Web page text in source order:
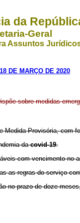
da
Geral
Assuntos
DE MARÇO DE 2020
sobre medidas
Medida Provisória, com
dacovid-19.
com vencimento no
regras do serviço
no prazo de doze